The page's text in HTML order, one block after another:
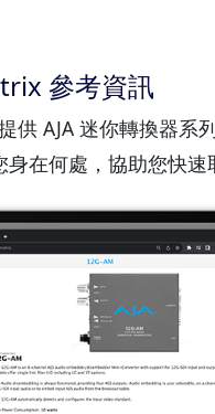
參考資訊
供 AJA 迷你轉換器系
在何處，協助您快速